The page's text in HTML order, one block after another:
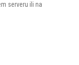
serveru ili na